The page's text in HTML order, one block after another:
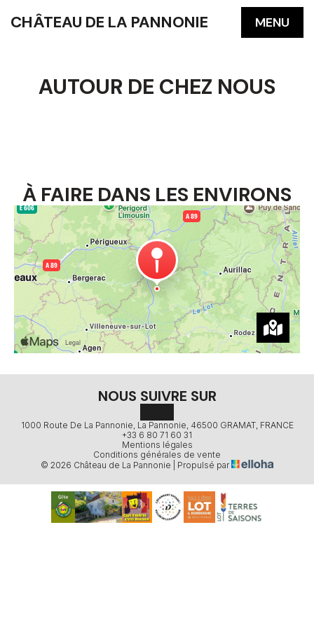
CHÂTEAU DE LA PANNONIE MENU
AUTOUR DE CHEZ NOUS
À FAIRE DANS LES ENVIRONS
NOUS SUIVRE SUR
1000 Route De La Pannonie, La Pannonie, 46500 GRAMAT, FRANCE
+33 6 80 71 60 31
Mentions légales
Conditions générales de vente
© 2026 Château de La Pannonie
Propulsé par